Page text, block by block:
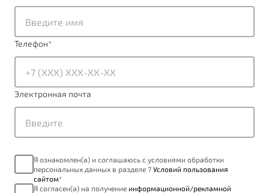
от 1 699 990 ₽*
Обзор В наличии
X70
Подробно
Автомобили в наличии
Тест-драйв
Спецпредложения
Будьте еще более уверены на дорогах с программой
Преимущества программы
Запись на сервис
Калькулятор ТО
Телефон*
Электронная почта
Я ознакомлен(а) и соглашаюсь с условиями обработки
персональных данных в разделе 7 Условий пользования
сайтом*
Я согласен(а) на получение информационной/рекламной